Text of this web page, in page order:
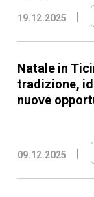
19.12.2025
Natale in
tradizione,
nuove
09.12.2025